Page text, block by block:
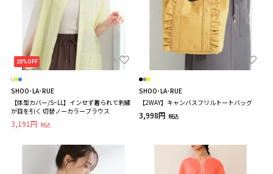
20%OFF
SHOO･LA･RUE
【体型カバー/S~LL】インせず着られて刺繍
が目を引く 切替ノーカラーブラウス
3,191円 税込
SHOO･LA･RUE
【2WAY】キャンバスフリルトートバッグ
3,998円 税込